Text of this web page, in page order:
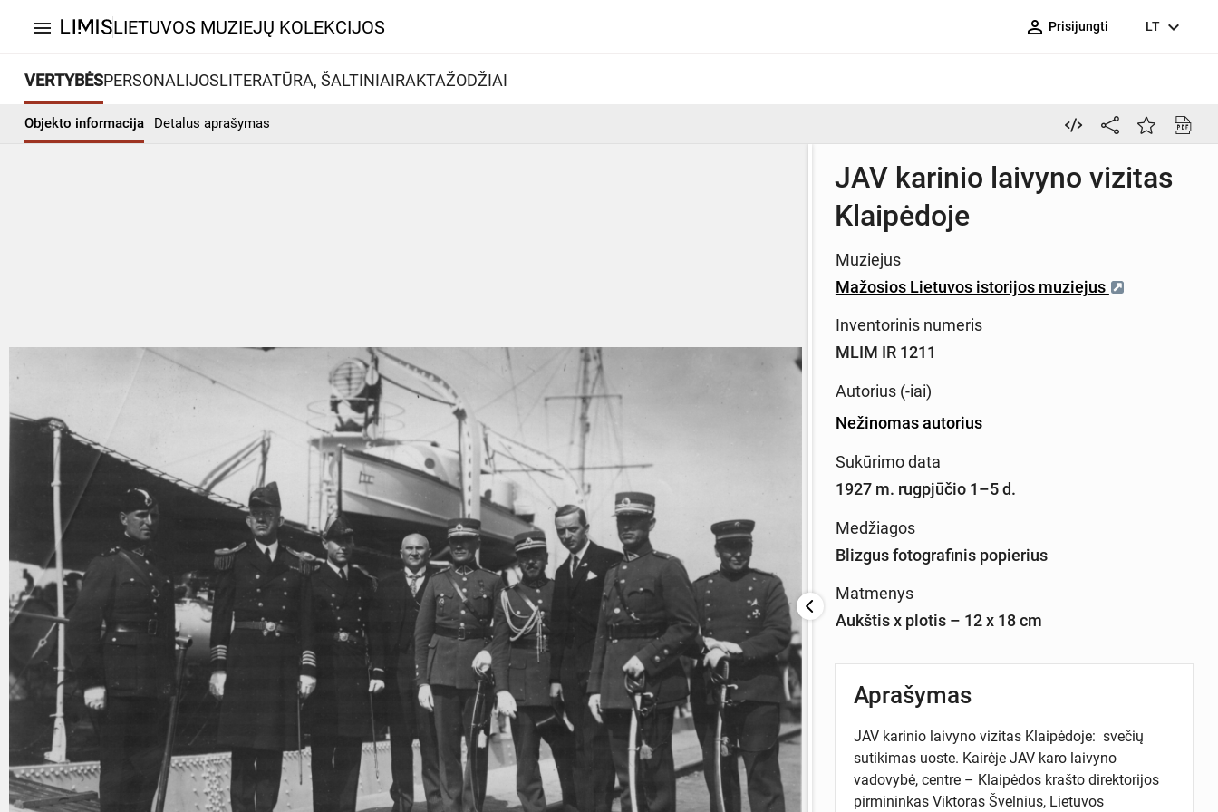
menu LIETUVOS MUZIEJŲ KOLEKCIJOS person_outline Prisijungti LT expand_more
VERTYBĖSPERSONALIJOSLITERATŪRA, ŠALTINIAIRAKTAŽODŽIAI
Objekto informacija Detalus aprašymas
JAV karinio laivyno vizitas
Klaipėdoje
Muziejus
Mažosios Lietuvos istorijos muziejus
Inventorinis numeris
MLIM IR 1211
Autorius (-iai)
Nežinomas autorius
Sukūrimo data
1927 m. rugpjūčio 1–5 d.
Medžiagos
Blizgus fotografinis popierius
Matmenys
Aukštis x plotis – 12 x 18 cm
Aprašymas
JAV karinio laivyno vizitas Klaipėdoje: svečių
sutikimas uoste. Kairėje JAV karo laivyno
vadovybė, centre – Klaipėdos krašto direktorijos
pirmininkas Viktoras Švelnius, Lietuvos